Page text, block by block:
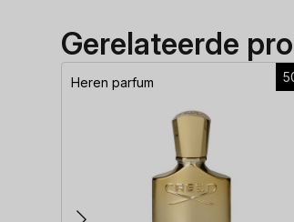
Gerelateerde
Heren parfum